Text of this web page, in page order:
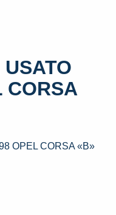
CORSA
OPEL CORSA «B»